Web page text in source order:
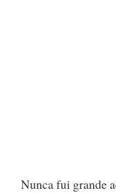
Nunca fui grande